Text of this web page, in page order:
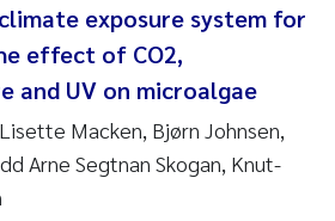
exposure system for
effect of CO2,
and UV on microalgae
Macken, Bjørn Johnsen,
Arne Segtnan Skogan, Knut-